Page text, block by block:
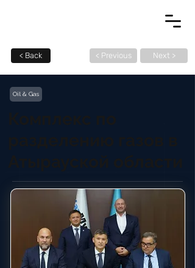
< Back < Previous Next >
Oil & Gas